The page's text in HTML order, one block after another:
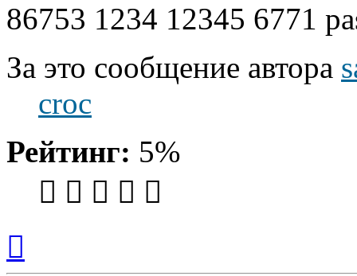
86753 1234 12345 6771
За это сообщение автора
croc
Рейтинг: 5%
началу